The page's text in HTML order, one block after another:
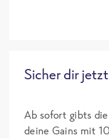
Sicher dir
Ab sofort gibts
deine Gains mit